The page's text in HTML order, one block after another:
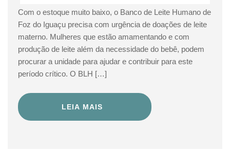
Com o estoque muito baixo, o Banco de Leite Humano de
Foz do Iguaçu precisa com urgência de doações de leite
materno. Mulheres que estão amamentando e com
produção de leite além da necessidade do bebê, podem
procurar a unidade para ajudar e contribuir para este
período crítico. O BLH […]
LEIA MAIS